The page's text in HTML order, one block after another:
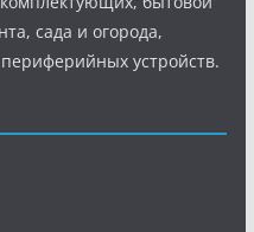
сада и огорода,
устройств.